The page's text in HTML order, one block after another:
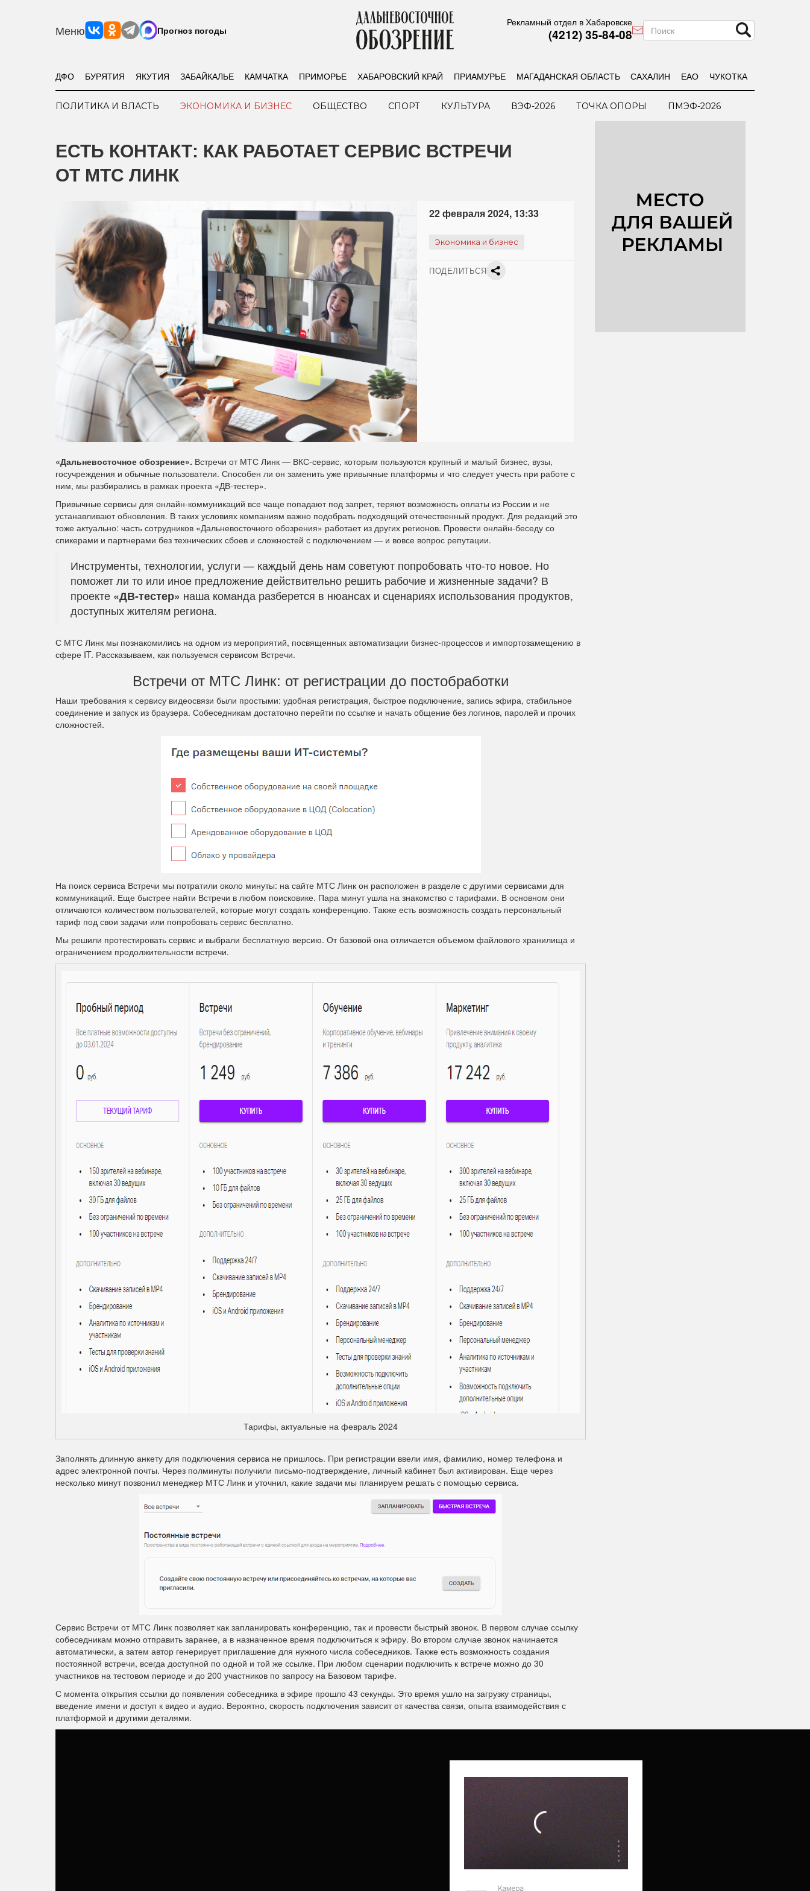
Меню Прогноз погоды
Рекламный отдел в Хабаровске
(4212) 35-84-08
ДФО БУРЯТИЯ ЯКУТИЯ ЗАБАЙКАЛЬЕ КАМЧАТКА ПРИМОРЬЕ ХАБАРОВСКИЙ КРАЙ ПРИАМУРЬЕ МАГАДАНСКАЯ ОБЛАСТЬ САХАЛИН ЕАО ЧУКОТКА
ПОЛИТИКА И ВЛАСТЬ ЭКОНОМИКА И БИЗНЕС ОБЩЕСТВО СПОРТ КУЛЬТУРА ВЭФ-2026 ТОЧКА ОПОРЫ ПМЭФ-2026
ЕСТЬ КОНТАКТ: КАК РАБОТАЕТ СЕРВИС ВСТРЕЧИ
ОТ МТС ЛИНК
22 февраля 2024, 13:33
Экономика и бизнес
ПОДЕЛИТЬСЯ
«Дальневосточное обозрение». Встречи от МТС Линк — ВКС-сервис, которым пользуются крупный и малый бизнес, вузы,
госучреждения и обычные пользователи. Способен ли он заменить уже привычные платформы и что следует учесть при работе с
ним, мы разбирались в рамках проекта «ДВ-тестер».
Привычные сервисы для онлайн-коммуникаций все чаще попадают под запрет, теряют возможность оплаты из России и не
устанавливают обновления. В таких условиях компаниям важно подобрать подходящий отечественный продукт. Для редакций это
тоже актуально: часть сотрудников «Дальневосточного обозрения» работает из других регионов. Провести онлайн-беседу со
спикерами и партнерами без технических сбоев и сложностей с подключением — и вовсе вопрос репутации.
Инструменты, технологии, услуги — каждый день нам советуют попробовать что-то новое. Но
поможет ли то или иное предложение действительно решить рабочие и жизненные задачи? В
проекте «ДВ-тестер» наша команда разберется в нюансах и сценариях использования продуктов,
доступных жителям региона.
С МТС Линк мы познакомились на одном из мероприятий, посвященных автоматизации бизнес-процессов и импортозамещению в
сфере IT. Рассказываем, как пользуемся сервисом Встречи.
Встречи от МТС Линк: от регистрации до постобработки
Наши требования к сервису видеосвязи были простыми: удобная регистрация, быстрое подключение, запись эфира, стабильное
соединение и запуск из браузера. Собеседникам достаточно перейти по ссылке и начать общение без логинов, паролей и прочих
сложностей.
На поиск сервиса Встречи мы потратили около минуты: на сайте МТС Линк он расположен в разделе с другими сервисами для
коммуникаций. Еще быстрее найти Встречи в любом поисковике. Пара минут ушла на знакомство с тарифами. В основном они
отличаются количеством пользователей, которые могут создать конференцию. Также есть возможность создать персональный
тариф под свои задачи или попробовать сервис бесплатно.
Мы решили протестировать сервис и выбрали бесплатную версию. От базовой она отличается объемом файлового хранилища и
ограничением продолжительности встречи.
Тарифы, актуальные на февраль 2024
Заполнять длинную анкету для подключения сервиса не пришлось. При регистрации ввели имя, фамилию, номер телефона и
адрес электронной почты. Через полминуты получили письмо-подтверждение, личный кабинет был активирован. Еще через
несколько минут позвонил менеджер МТС Линк и уточнил, какие задачи мы планируем решать с помощью сервиса.
Сервис Встречи от МТС Линк позволяет как запланировать конференцию, так и провести быстрый звонок. В первом случае ссылку
собеседникам можно отправить заранее, а в назначенное время подключиться к эфиру. Во втором случае звонок начинается
автоматически, а затем автор генерирует приглашение для нужного числа собеседников. Также есть возможность создания
постоянной встречи, всегда доступной по одной и той же ссылке. При любом сценарии подключить к встрече можно до 30
участников на тестовом периоде и до 200 участников по запросу на Базовом тарифе.
С момента открытия ссылки до появления собеседника в эфире прошло 43 секунды. Это время ушло на загрузку страницы,
введение имени и доступ к видео и аудио. Вероятно, скорость подключения зависит от качества связи, опыта взаимодействия с
платформой и другими деталями.